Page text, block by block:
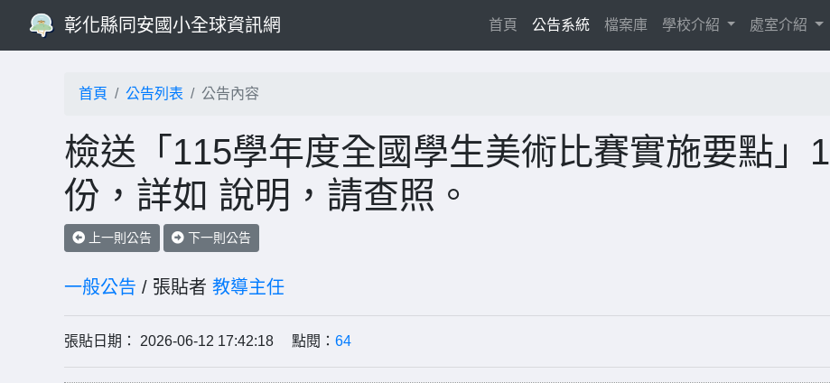
彰化縣同安國小全球資訊網 首頁(current)
公告系統 檔案庫 學校介紹 處室介紹
首頁 公告列表 公告內容
檢送「115學年度全國學生美術比賽實施要點」1
份，詳如 說明，請查照。
上一則公告 下一則公告
一般公告 / 張貼者 教導主任
張貼日期： 2026-06-12 17:42:18 點閱： 64